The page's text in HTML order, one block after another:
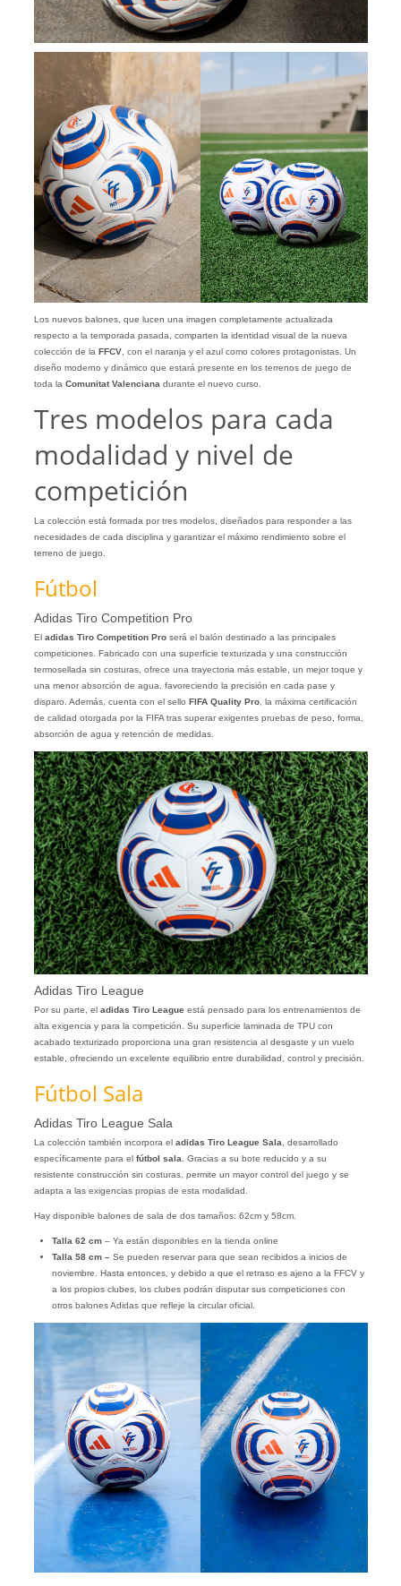
Los nuevos balones, que lucen una imagen completamente actualizada
respecto a la temporada pasada, comparten la identidad visual de la nueva
colección de la FFCV, con el naranja y el azul como colores protagonistas. Un
diseño moderno y dinámico que estará presente en los terrenos de juego de
toda la Comunitat Valenciana durante el nuevo curso.
Tres modelos para cada
modalidad y nivel de
competición
La colección está formada por tres modelos, diseñados para responder a las
necesidades de cada disciplina y garantizar el máximo rendimiento sobre el
terreno de juego.
Fútbol
Adidas Tiro Competition Pro
El adidas Tiro Competition Proserá el balón destinado a las principales
competiciones. Fabricado con una superficie texturizada y una construcción
termosellada sin costuras, ofrece una trayectoria más estable, un mejor toque y
una menor absorción de agua, favoreciendo la precisión en cada pase y
disparo. Además, cuenta con el sello FIFA Quality Pro, la máxima certificación
de calidad otorgada por la FIFA tras superar exigentes pruebas de peso, forma,
absorción de agua y retención de medidas.
Adidas Tiro League
Por su parte, el adidas Tiro Leagueestá pensado para los entrenamientos de
alta exigencia y para la competición. Su superficie laminada de TPU con
acabado texturizado proporciona una gran resistencia al desgaste y un vuelo
estable, ofreciendo un excelente equilibrio entre durabilidad, control y precisión.
Fútbol Sala
Adidas Tiro League Sala
La colección también incorpora el adidas Tiro League Sala , desarrollado
específicamente para el fútbol sala . Gracias a su bote reducido y a su
resistente construcción sin costuras, permite un mayor control del juego y se
adapta a las exigencias propias de esta modalidad.
Hay disponible balones de sala de dos tamaños: 62cm y 58cm.
Talla 62 cm – Ya están disponibles en la tienda online
Talla 58 cm –Se pueden reservar para que sean recibidos a inicios de
noviembre. Hasta entonces, y debido a que el retraso es ajeno a la FFCV y
a los propios clubes, los clubes podrán disputar sus competiciones con
otros balones Adidas que refleje la circular oficial.